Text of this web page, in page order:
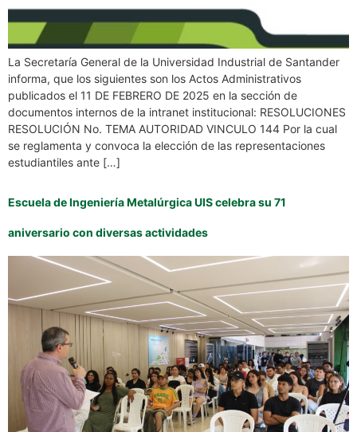
La Secretaría General de la Universidad Industrial de Santander
informa, que los siguientes son los Actos Administrativos
publicados el 11 DE FEBRERO DE 2025 en la sección de
documentos internos de la intranet institucional: RESOLUCIONES
RESOLUCIÓN No. TEMA AUTORIDAD VINCULO 144 Por la cual
se reglamenta y convoca la elección de las representaciones
estudiantiles ante […]
Escuela de Ingeniería Metalúrgica UIS celebra su 71
aniversario con diversas actividades